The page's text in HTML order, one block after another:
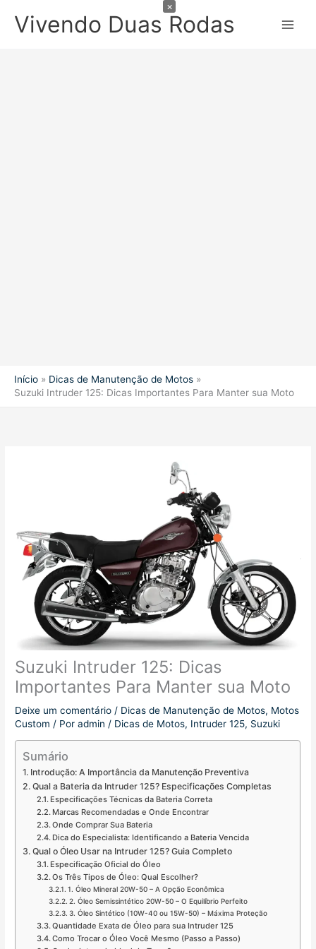
paraVivendo Duas Rodas
Início
Dicas de Manutenção de Motos
Suzuki Intruder 125: Dicas Importantes Para Manter sua Moto
Suzuki Intruder 125: Dicas
Importantes Para Manter sua Moto
Deixe um comentário / Dicas de Manutenção de Motos, Motos
Custom / Poradmin / Dicas de Motos, Intruder 125, Suzuki
Sumário
Introdução: A Importância da Manutenção Preventiva
Qual a Bateria da Intruder 125? Especificações Completas
Especificações Técnicas da Bateria Correta
Marcas Recomendadas e Onde Encontrar
Onde Comprar Sua Bateria
Dica do Especialista: Identificando a Bateria Vencida
Qual o Óleo Usar na Intruder 125? Guia Completo
Especificação Oficial do Óleo
Os Três Tipos de Óleo: Qual Escolher?
1. Óleo Mineral 20W-50 – A Opção Econômica
2. Óleo Semissintético 20W-50 – O Equilíbrio Perfeito
3. Óleo Sintético (10W-40 ou 15W-50) – Máxima Proteção
Quantidade Exata de Óleo para sua Intruder 125
Como Trocar o Óleo Você Mesmo (Passo a Passo)
×